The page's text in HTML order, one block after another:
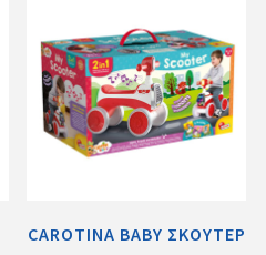
CAROTINA BABY ΣΚΟΥΤΕΡ